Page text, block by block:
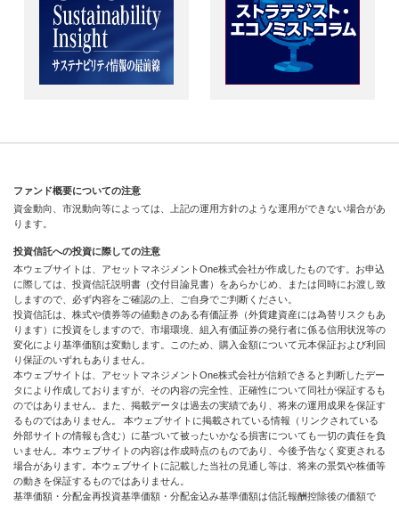
ファンド概要についての注意
資金動向、市況動向等によっては、上記の運用方針のような運用ができない場合があ
ります。
投資信託への投資に際しての注意
本ウェブサイトは、アセットマネジメントOne株式会社が作成したものです。お申込
に際しては、投資信託説明書（交付目論見書）をあらかじめ、または同時にお渡し致
しますので、必ず内容をご確認の上、ご自身でご判断ください。
投資信託は、株式や債券等の値動きのある有価証券（外貨建資産には為替リスクもあ
ります）に投資をしますので、市場環境、組入有価証券の発行者に係る信用状況等の
変化により基準価額は変動します。このため、購入金額について元本保証および利回
り保証のいずれもありません。
本ウェブサイトは、アセットマネジメントOne株式会社が信頼できると判断したデー
タにより作成しておりますが、その内容の完全性、正確性について同社が保証するも
のではありません。また、掲載データは過去の実績であり、将来の運用成果を保証す
るものではありません。 本ウェブサイトに掲載されている情報（リンクされている
外部サイトの情報も含む）に基づいて被ったいかなる損害についても一切の責任を負
いません。本ウェブサイトの内容は作成時点のものであり、今後予告なく変更される
場合があります。本ウェブサイトに記載した当社の見通し等は、将来の景気や株価等
の動きを保証するものではありません。
基準価額・分配金再投資基準価額・分配金込み基準価額は信託報酬控除後の価額で